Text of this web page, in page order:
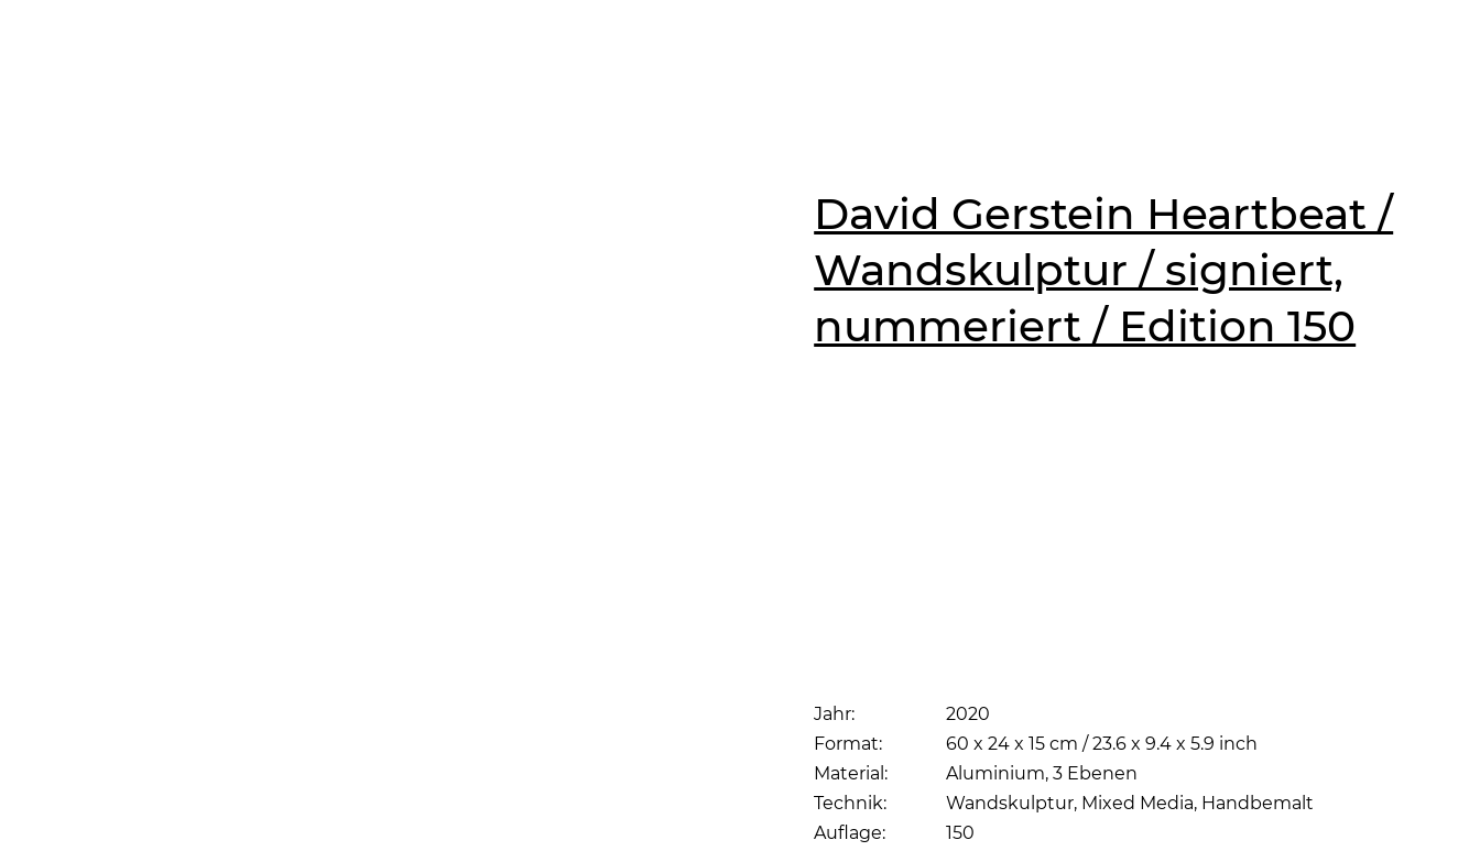
David Gerstein Heartbeat /
Wandskulptur / signiert,
nummeriert / Edition 150
Jahr:
2020
Format:
60 x 24 x 15 cm / 23.6 x 9.4 x 5.9 inch
Material:
Aluminium, 3 Ebenen
Technik:
Wandskulptur, Mixed Media, Handbemalt
Auflage:
150